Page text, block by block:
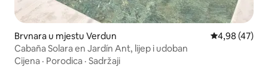
Brvnara u mjestu Verdun Prosječna
4,98 (47)
Cabaña Solara en Jardín Ant, lijep i udoban
Cijena · Porodica · Sadržaji